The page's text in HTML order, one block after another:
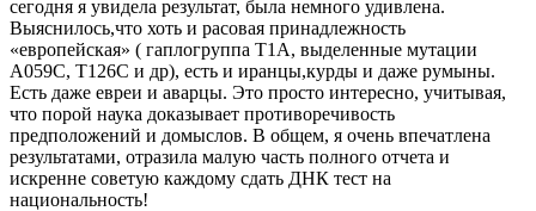
сегодня я увидела результат, была немного удивлена.
Выяснилось,что хоть и расовая принадлежность
«европейская» ( гаплогруппа T1A, выделенные мутации
A059C, T126C и др), есть и иранцы,курды и даже румыны.
Есть даже евреи и аварцы. Это просто интересно, учитывая,
что порой наука доказывает противоречивость
предположений и домыслов. В общем, я очень впечатлена
результатами, отразила малую часть полного отчета и
искренне советую каждому сдать ДНК тест на
национальность!